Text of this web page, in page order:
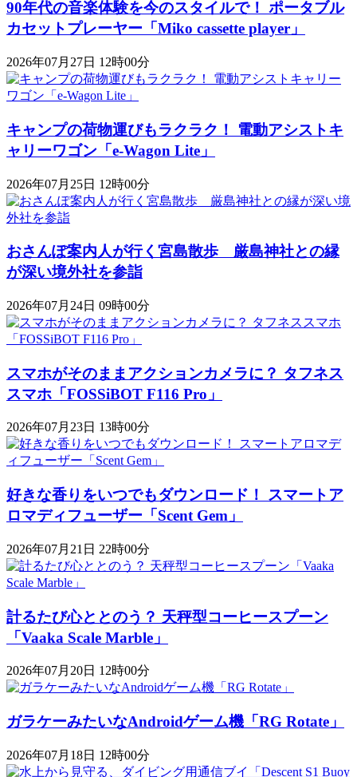
90年代の音楽体験を今のスタイルで！ ポータブル
カセットプレーヤー「Miko cassette player」
2026年07月27日 12時00分
キャンプの荷物運びもラクラク！ 電動アシストキ
ャリーワゴン「​​e-Wagon Lite」
2026年07月25日 12時00分
おさんぽ案内人が行く宮島散歩 厳島神社との縁
が深い境外社を参詣
2026年07月24日 09時00分
スマホがそのままアクションカメラに？ タフネス
スマホ「FOSSiBOT F116 Pro」
2026年07月23日 13時00分
好きな香りをいつでもダウンロード！ スマートア
ロマディフューザー「Scent Gem」
2026年07月21日 22時00分
計るたび心ととのう？ 天秤型コーヒースプーン
「Vaaka Scale Marble」
2026年07月20日 12時00分
ガラケーみたいなAndroidゲーム機「RG Rotate」
2026年07月18日 12時00分